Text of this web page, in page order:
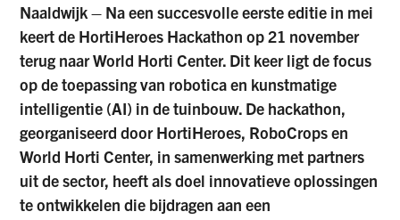
Naaldwijk – Na een succesvolle eerste editie in mei
keert de HortiHeroes Hackathon op 21 november
terug naar World Horti Center. Dit keer ligt de focus
op de toepassing van robotica en kunstmatige
intelligentie (AI) in de tuinbouw. De hackathon,
georganiseerd door HortiHeroes, RoboCrops en
World Horti Center, in samenwerking met partners
uit de sector, heeft als doel innovatieve oplossingen
te ontwikkelen die bijdragen aan een